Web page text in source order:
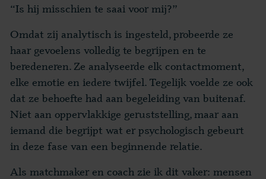
“Is hij misschien te saai voor mij?”
Omdat zij analytisch is ingesteld, probeerde ze
haar gevoelens volledig te begrijpen en te
beredeneren. Ze analyseerde elk contactmoment,
elke emotie en iedere twijfel. Tegelijk voelde ze ook
dat ze behoefte had aan begeleiding van buitenaf.
Niet aan oppervlakkige geruststelling, maar aan
iemand die begrijpt wat er psychologisch gebeurt
in deze fase van een beginnende relatie.
Als matchmaker en coach zie ik dit vaker: mensen